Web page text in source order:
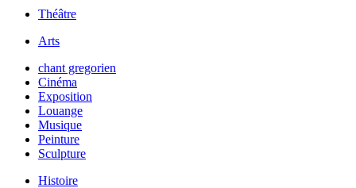
Théâtre
Arts
chant gregorien
Cinéma
Exposition
Louange
Musique
Peinture
Sculpture
Histoire